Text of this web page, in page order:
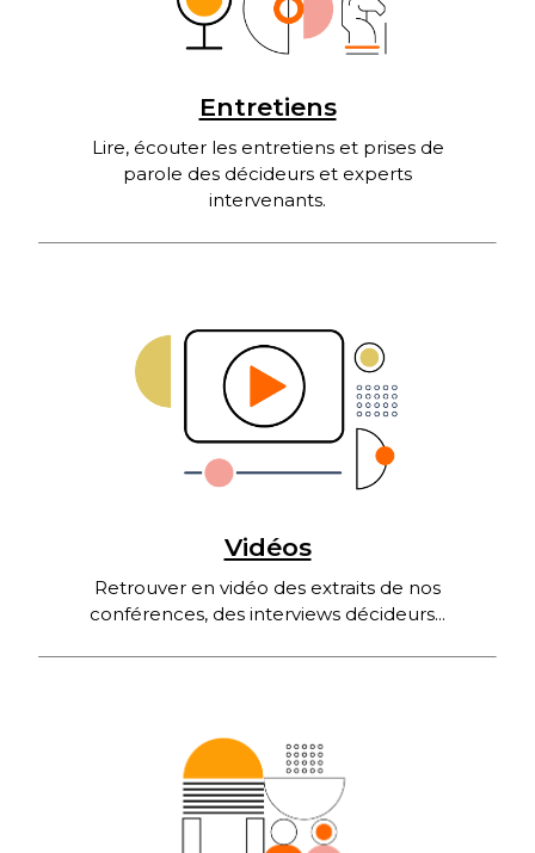
Entretiens
Lire, écouter les entretiens et prises de
parole des décideurs et experts
intervenants.
Vidéos
Retrouver en vidéo des extraits de nos
conférences, des interviews décideurs...